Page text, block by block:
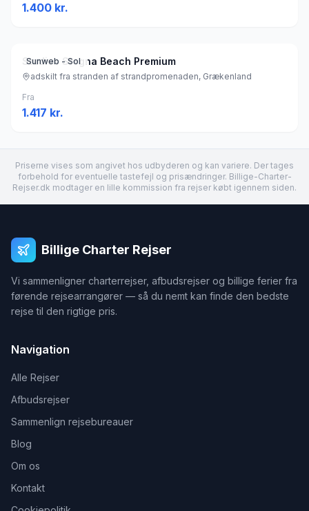
1.400 kr.
Sunweb - Sol
Studios Stegna Beach Premium
adskilt fra stranden af strandpromenaden, Grækenland
Fra
1.417 kr.
Priserne vises som angivet hos udbyderen og kan variere. Der tages
forbehold for eventuelle tastefejl og prisændringer. Billige-Charter-
Rejser.dk modtager en lille kommission fra rejser købt igennem siden.
Billige Charter Rejser
Vi sammenligner charterrejser, afbudsrejser og billige ferier fra
førende rejsearrangører — så du nemt kan finde den bedste
rejse til den rigtige pris.
Navigation
Alle Rejser
Afbudsrejser
Sammenlign rejsebureauer
Blog
Om os
Kontakt